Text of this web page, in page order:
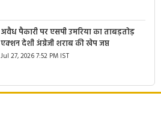
अवैध पैकारी पर एसपी उमरिया का ताबड़तोड़
एक्शन देशी अंग्रेजी शराब की खेप जप्त
Jul 27, 2026 7:52 PM IST